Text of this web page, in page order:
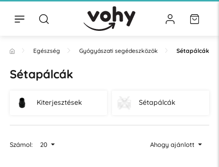
Egészség Gyógyászati segédeszközök Sétapálcák
Sétapálcák
Kiterjesztések Sétapálcák
Számol: 20 Ahogy ajánlott